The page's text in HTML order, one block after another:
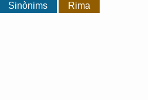
Sinònims Rima